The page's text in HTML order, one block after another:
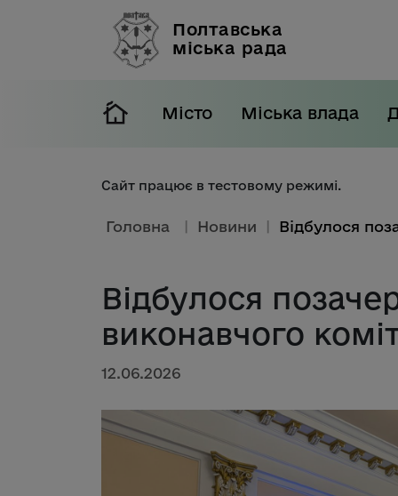
Полтавська
міська рада
Місто Міська влада
Сайт працює в тестовому режимі.
Головна Новини
Відбулося
виконавчого
12.06.2026